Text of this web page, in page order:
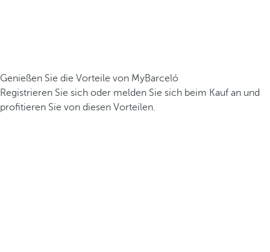
Genießen Sie die Vorteile von MyBarceló
Registrieren Sie sich oder melden Sie sich beim Kauf an und
profitieren Sie von diesen Vorteilen.